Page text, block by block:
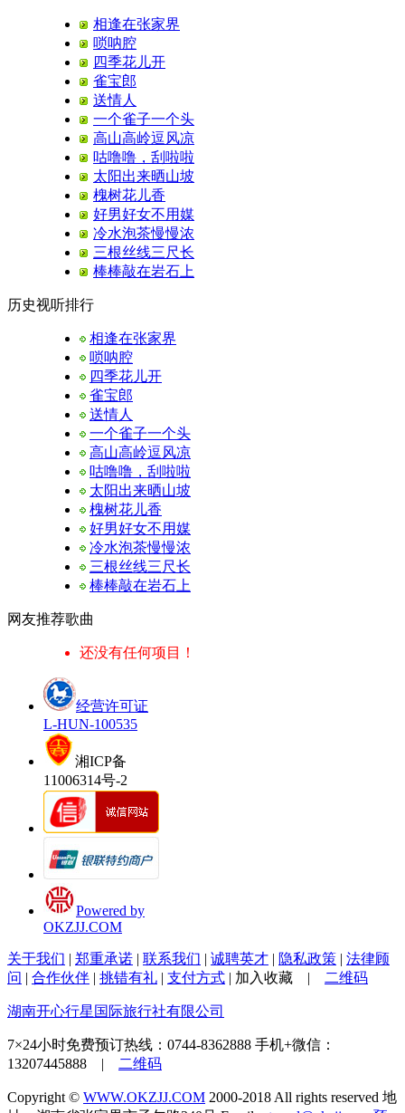
相逢在张家界
唢呐腔
四季花儿开
雀宝郎
送情人
一个雀子一个头
高山高岭逗风凉
咕噜噜，刮啦啦
太阳出来晒山坡
槐树花儿香
好男好女不用媒
冷水泡茶慢慢浓
三根丝线三尺长
棒棒敲在岩石上
历史视听排行
相逢在张家界
唢呐腔
四季花儿开
雀宝郎
送情人
一个雀子一个头
高山高岭逗风凉
咕噜噜，刮啦啦
太阳出来晒山坡
槐树花儿香
好男好女不用媒
冷水泡茶慢慢浓
三根丝线三尺长
棒棒敲在岩石上
网友推荐歌曲
还没有任何项目！
经营许可证
L-HUN-100535
湘ICP备
11006314号-2
Powered by
OKZJJ.COM
关于我们 | 郑重承诺 | 联系我们 | 诚聘英才 | 隐私政策 | 法律顾
问 | 合作伙伴 | 挑错有礼 | 支付方式 | 加入收藏 | 二维码
湖南开心行星国际旅行社有限公司
7×24小时免费预订热线： 0744-8362888 手机+微信：
13207445888 |
二维码
Copyright © WWW.OKZJJ.COM 2000-2018 All rights reserved 地